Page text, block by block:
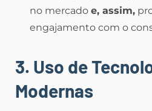
no mercado e, assim,
engajamento com o
3. Uso de
Modernas